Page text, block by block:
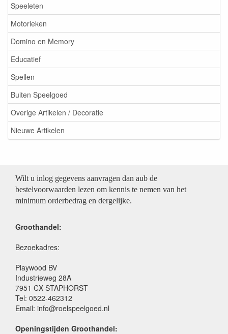
Speeleten
Motorieken
Domino en Memory
Educatief
Spellen
Buiten Speelgoed
Overige Artikelen / Decoratie
Nieuwe Artikelen
Wilt u inlog gegevens aanvragen dan aub de
bestelvoorwaarden lezen om kennis te nemen van het
minimum orderbedrag en dergelijke.
Groothandel:
Bezoekadres:
Playwood BV
Industrieweg 28A
7951 CX STAPHORST
Tel: 0522-462312
Email: info@roelspeelgoed.nl
Openingstijden Groothandel: